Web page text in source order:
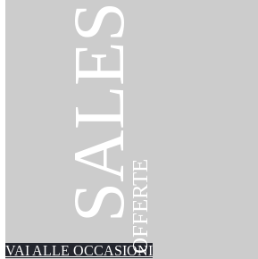
SALESOFFERTE
VAI ALLE OCCASIONI